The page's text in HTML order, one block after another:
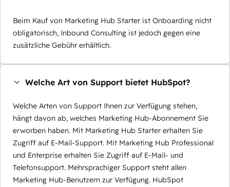
Beim Kauf von Marketing Hub Starter ist Onboarding nicht
obligatorisch, Inbound Consulting ist jedoch gegen eine
zusätzliche Gebühr erhältlich.
Welche Art von Support bietet HubSpot?
Welche Arten von Support Ihnen zur Verfügung stehen,
hängt davon ab, welches Marketing Hub-Abonnement Sie
erworben haben. Mit Marketing Hub Starter erhalten Sie
Zugriff auf E-Mail-Support. Mit Marketing Hub Professional
und Enterprise erhalten Sie Zugriff auf E-Mail- und
Telefonsupport. Mehrsprachiger Support steht allen
Marketing Hub-Benutzern zur Verfügung. HubSpot